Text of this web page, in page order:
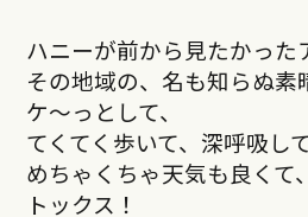
ハニーが前から見たかった
その地域の、名も知らぬ素
ケ〜っとして、
てくてく歩いて、深呼吸して
めちゃくちゃ天気も良くて
トックス！